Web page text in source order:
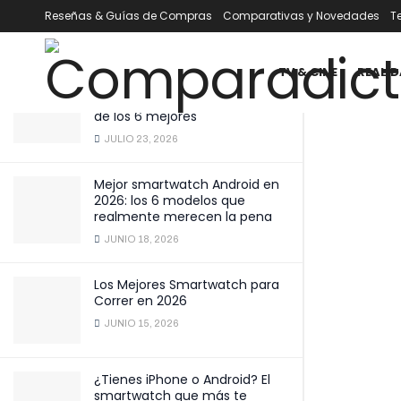
ÚLTIMOS TENDENCIA Filtrar
Mejor smartwatch por menos
de 100 € en 2026: comparativa
de los 6 mejores
JULIO 23, 2026
Mejor smartwatch Android en
2026: los 6 modelos que
realmente merecen la pena
JUNIO 18, 2026
Los Mejores Smartwatch para
Correr en 2026
JUNIO 15, 2026
¿Tienes iPhone o Android? El
smartwatch que más te
Reseñas & Guías de Compras Comparativas y Novedades
TV & CINE